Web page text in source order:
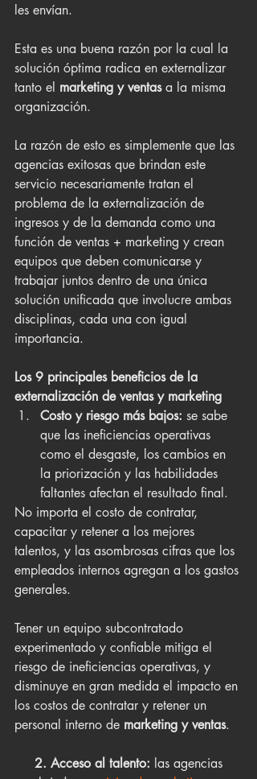
les envían.
Esta es una buena razón por la cual la
solución óptima radica en externalizar
tanto el marketing y ventas a la misma
organización.
La razón de esto es simplemente que las
agencias exitosas que brindan este
servicio necesariamente tratan el
problema de la externalización de
ingresos y de la demanda como una
función de ventas + marketing y crean
equipos que deben comunicarse y
trabajar juntos dentro de una única
solución unificada que involucre ambas
disciplinas, cada una con igual
importancia.
Los 9 principales beneficios de la
externalización de ventas y marketing
Costo y riesgo más bajos: se sabe
que las ineficiencias operativas
como el desgaste, los cambios en
la priorización y las habilidades
faltantes afectan el resultado final.
No importa el costo de contratar,
capacitar y retener a los mejores
talentos, y las asombrosas cifras que los
empleados internos agregan a los gastos
generales.
Tener un equipo subcontratado
experimentado y confiable mitiga el
riesgo de ineficiencias operativas, y
disminuye en gran medida el impacto en
los costos de contratar y retener un
personal interno de marketing y ventas.
     2. Acceso al talento:
las agencias